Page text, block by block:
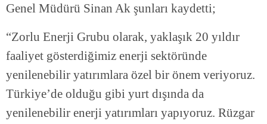
Genel Müdürü Sinan Ak şunları kaydetti;
“Zorlu Enerji Grubu olarak, yaklaşık 20 yıldır
faaliyet gösterdiğimiz enerji sektöründe
yenilenebilir yatırımlara özel bir önem veriyoruz.
Türkiye’de olduğu gibi yurt dışında da
yenilenebilir enerji yatırımları yapıyoruz. Rüzgar